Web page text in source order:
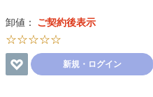
卸値： ご契約後表示
☆☆☆☆☆
新規・ログイン